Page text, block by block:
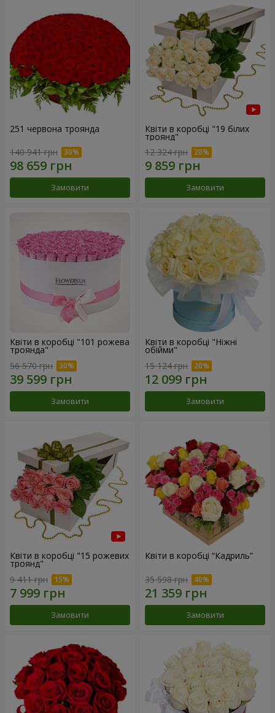
251 червона троянда
140 941 грн
Замовити
Квіти в коробці "19 білих
троянд"
12 324 грн
Замовити
Квіти в коробці "101 рожева
троянда"
56 570 грн
Замовити
Квіти в коробці "Ніжні
обійми"
15 124 грн
Замовити
Квіти в коробці "15 рожевих
троянд"
9 411 грн
Замовити
Квіти в коробці “Кадриль”
35 598 грн
Замовити